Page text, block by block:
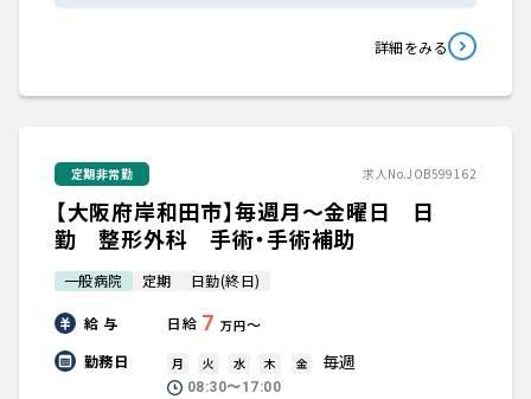
詳細をみる
定期非常勤 求人No.JOB599162
【大阪府岸和田市】毎週月～金曜日 日
勤 整形外科 手術・手術補助
一般病院 定期 日勤(終日)
給 与 日給 7 万円〜
勤務日
月 火 水 木 金 毎週
08:30〜17:00